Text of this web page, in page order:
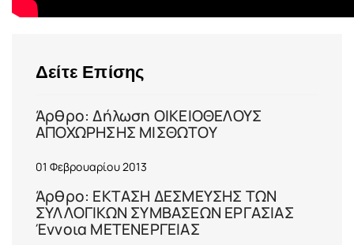
Δείτε Επίσης
Άρθρο: Δήλωση ΟΙΚΕΙΟΘΕΛΟΥΣ
ΑΠΟΧΩΡΗΣΗΣ ΜΙΣΘΩΤΟΥ
01 Φεβρουαρίου 2013
Άρθρο: ΕΚΤΑΣΗ ΔΕΣΜΕΥΣΗΣ ΤΩΝ
ΣΥΛΛΟΓΙΚΩΝ ΣΥΜΒΑΣΕΩΝ ΕΡΓΑΣΙΑΣ
Έννοια ΜΕΤΕΝΕΡΓΕΙΑΣ